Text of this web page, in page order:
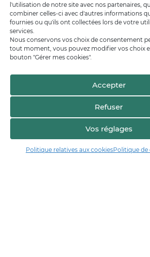
l'utilisation de notre site avec nos partenaires,
combiner celles-ci avec d'autres informations
fournies ou qu'ils ont collectées lors de votre
services.
Nous conservons vos choix de consentement
tout moment, vous pouvez modifier vos choix
bouton "Gérer mes cookies".
Accepter
Refuser
Vos réglages
Politique relatives aux cookiesPolitique